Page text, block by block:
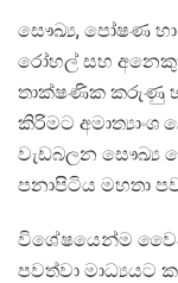
සෞඛ්‍ය, පෝෂණ හා
රෝහල් සහ
තාක්ෂණික කරුණු
කිරිමට අමාත්‍යාංශ
වැඩබලන සෞඛ්‍ය
පනාපිටිය මහතා
විශේෂයෙන්ම
පවත්වා මාධ්‍යයට